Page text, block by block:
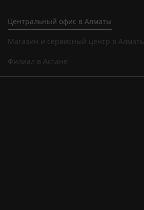
Центральный офис в Алматы
Магазин и сервисный центр в Алматы
Филиал в Астане